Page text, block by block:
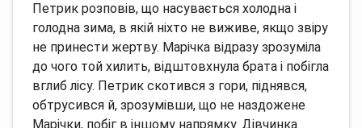
Петрик розповів, що насувається холодна і
голодна зима, в якій ніхто не виживе, якщо звіру
не принести жертву. Марічка відразу зрозуміла
до чого той хилить, відштовхнула брата і побігла
вглиб лісу. Петрик скотився з гори, піднявся,
обтрусився й, зрозумівши, що не наздожене
Марічки, побіг в іншому напрямку. Дівчинка